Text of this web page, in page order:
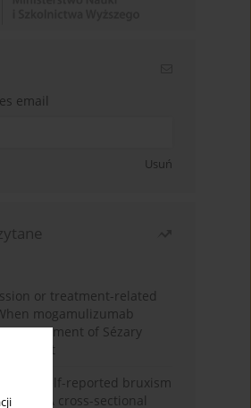
email
Usuń
or treatment-related
mogamulizumab
of Sézary
report
and self-reported bruxism
A cross-sectional